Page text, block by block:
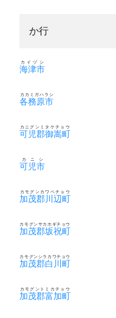
か行
海津市
カイヅシ
各務原市
カカミガハラシ
可児郡御嵩町
カニグンミタケチョウ
可児市
カニシ
加茂郡川辺町
カモグンカワベチョウ
加茂郡坂祝町
カモグンサカホギチョウ
加茂郡白川町
カモグンシラカワチョウ
加茂郡富加町
カモグントミカチョウ